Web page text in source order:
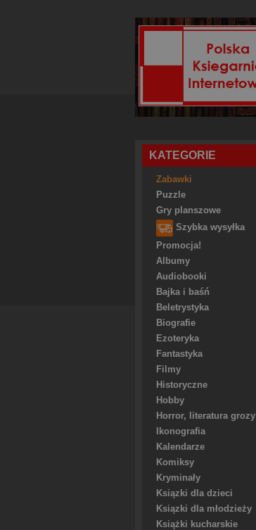
KATEGORIE
Zabawki
Puzzle
Gry planszowe
Szybka wysyłka
Promocja!
Albumy
Audiobooki
Bajka i baśń
Beletrystyka
Biografie
Ezoteryka
Fantastyka
Filmy
Historyczne
Hobby
Horror, literatura grozy
Ikonografia
Kalendarze
Komiksy
Kryminały
Ksiązki dla dzieci
Ksiązki dla młodzieży
Książki kucharskie